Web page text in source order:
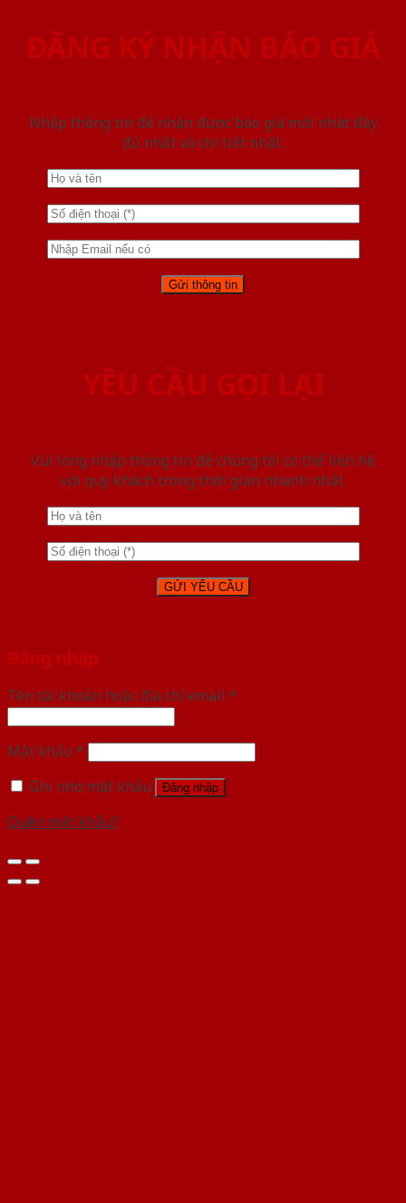
ĐĂNG KÝ NHẬN BÁO GIÁ
Nhập thông tin để nhận được báo giá mới nhât đầy
đủ nhất và chi tiết nhất.
YÊU CẦU GỌI LẠI
Vui lòng nhập thông tin để chúng tôi có thể liên hệ
với quý khách trong thời gian nhanh nhất.
Đăng nhập
Tên tài khoản hoặc địa chỉ email *
Mật khẩu *
Ghi nhớ mật khẩu
Đăng nhập
Quên mật khẩu?